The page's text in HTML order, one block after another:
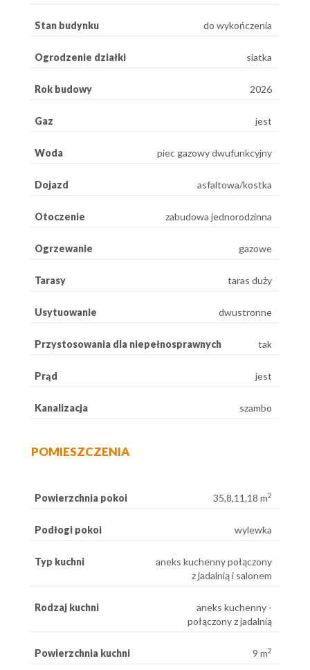
Stan budynku do wykończenia
Ogrodzenie działki siatka
Rok budowy 2026
Gaz jest
Woda piec gazowy dwufunkcyjny
Dojazd asfaltowa/kostka
Otoczenie zabudowa jednorodzinna
Ogrzewanie gazowe
Tarasy taras duży
Usytuowanie dwustronne
Przystosowania dla niepełnosprawnych tak
Prąd jest
Kanalizacja szambo
POMIESZCZENIA
Powierzchnia pokoi 35,8,11,18 m2
Podłogi pokoi wylewka
Typ kuchni
aneks kuchenny połączony
z jadalnią i salonem
Rodzaj kuchni
aneks kuchenny -
połączony z jadalnią
Powierzchnia kuchni 9 m2